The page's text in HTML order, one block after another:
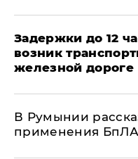
Задержки до 12
возник
железной дороге
В Румынии
применения